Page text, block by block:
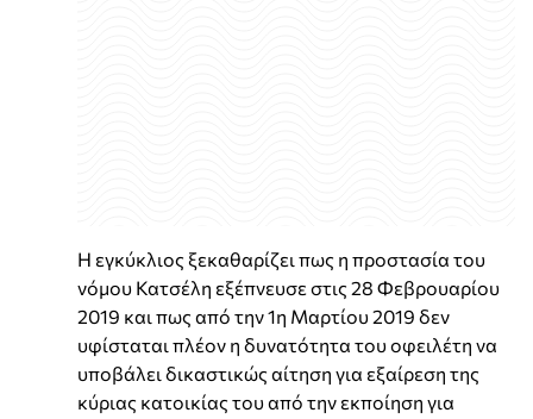
Η εγκύκλιος ξεκαθαρίζει πως η προστασία του
νόμου Κατσέλη εξέπνευσε στις 28 Φεβρουαρίου
2019 και πως από την 1η Μαρτίου 2019 δεν
υφίσταται πλέον η δυνατότητα του οφειλέτη να
υποβάλει δικαστικώς αίτηση για εξαίρεση της
κύριας κατοικίας του από την εκποίηση για